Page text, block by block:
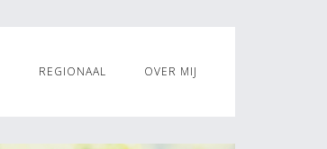
REGIONAAL OVER MIJ